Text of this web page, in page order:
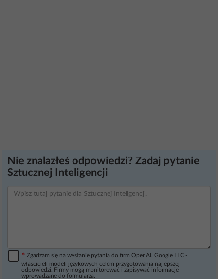
Nie znalazłeś odpowiedzi? Zadaj pytanie
Sztucznej Inteligencji
* Zgadzam się na wysłanie pytania do firm OpenAI, Google LLC -
właścicieli modeli językowych celem przygotowania najlepszej
odpowiedzi. Firmy mogą monitorować i zapisywać informacje
wprowadzane do formularza.